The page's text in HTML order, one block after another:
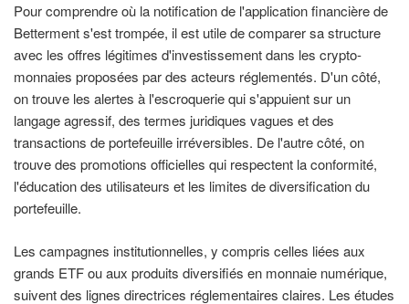
Pour comprendre où la notification de l'application financière de
Betterment s'est trompée, il est utile de comparer sa structure
avec les offres légitimes d'investissement dans les crypto-
monnaies proposées par des acteurs réglementés. D'un côté,
on trouve les alertes à l'escroquerie qui s'appuient sur un
langage agressif, des termes juridiques vagues et des
transactions de portefeuille irréversibles. De l'autre côté, on
trouve des promotions officielles qui respectent la conformité,
l'éducation des utilisateurs et les limites de diversification du
portefeuille.
Les campagnes institutionnelles, y compris celles liées aux
grands ETF ou aux produits diversifiés en monnaie numérique,
suivent des lignes directrices réglementaires claires. Les études